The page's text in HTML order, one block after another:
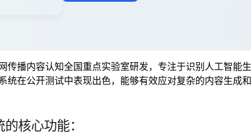
传播内容认知全国重点实验室研发，专注于识别人工智能
统在公开测试中表现出色，能够有效应对复杂的内容生成
核心功能：